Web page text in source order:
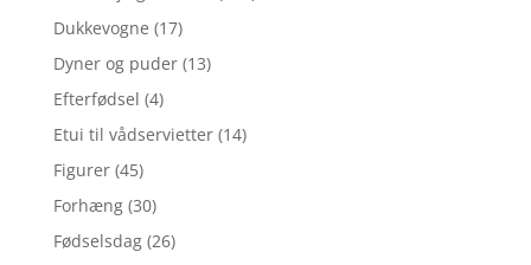
Dukkevogne (17)
Dyner og puder (13)
Efterfødsel (4)
Etui til vådservietter (14)
Figurer (45)
Forhæng (30)
Fødselsdag (26)